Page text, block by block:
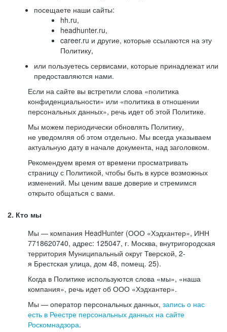
посещаете наши сайты:
hh.ru,
headhunter.ru,
career.ru и другие, которые ссылаются на эту
Политику,
или пользуетесь сервисами, которые принадлежат или
предоставляются нами.
Если на сайте вы встретили слова «политика
конфиденциальности» или «политика в отношении
персональных данных», речь идет об этой Политике.
Мы можем периодически обновлять Политику,
не уведомляя об этом отдельно. Мы всегда указываем
актуальную дату в начале документа, над заголовком.
Рекомендуем время от времени просматривать
страницу с Политикой, чтобы быть в курсе возможных
изменений. Мы ценим ваше доверие и стремимся
открыто общаться с вами.
2. Кто мы
Мы — компания HeadHunter (ООО «Хэдхантер», ИНН
7718620740, адрес: 125047, г. Москва, внутригородская
территория Муниципальный округ Тверской, 2-
я Брестская улица, дом 48, помещ. 25).
Когда в Политике используются слова «мы», «наша
компания», речь идет об ООО «Хэдхантер».
Мы — оператор персональных данных, запись о нас
есть в Реестре персональных данных на сайте
Роскомнадзора.